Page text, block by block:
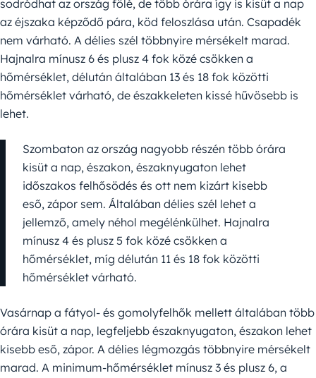
sodródhat az ország fölé, de több órára így is kisüt a nap
az éjszaka képződő pára, köd feloszlása után. Csapadék
nem várható. A délies szél többnyire mérsékelt marad.
Hajnalra mínusz 6 és plusz 4 fok közé csökken a
hőmérséklet, délután általában 13 és 18 fok közötti
hőmérséklet várható, de északkeleten kissé hűvösebb is
lehet.
Szombaton az ország nagyobb részén több órára
kisüt a nap, északon, északnyugaton lehet
időszakos felhősödés és ott nem kizárt kisebb
eső, zápor sem. Általában délies szél lehet a
jellemző, amely néhol megélénkülhet. Hajnalra
mínusz 4 és plusz 5 fok közé csökken a
hőmérséklet, míg délután 11 és 18 fok közötti
hőmérséklet várható.
Vasárnap a fátyol- és gomolyfelhők mellett általában több
órára kisüt a nap, legfeljebb északnyugaton, északon lehet
kisebb eső, zápor. A délies légmozgás többnyire mérsékelt
marad. A minimum-hőmérséklet mínusz 3 és plusz 6, a